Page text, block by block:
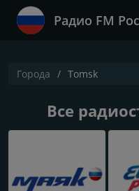
Радио FM
Города Tomsk
Все